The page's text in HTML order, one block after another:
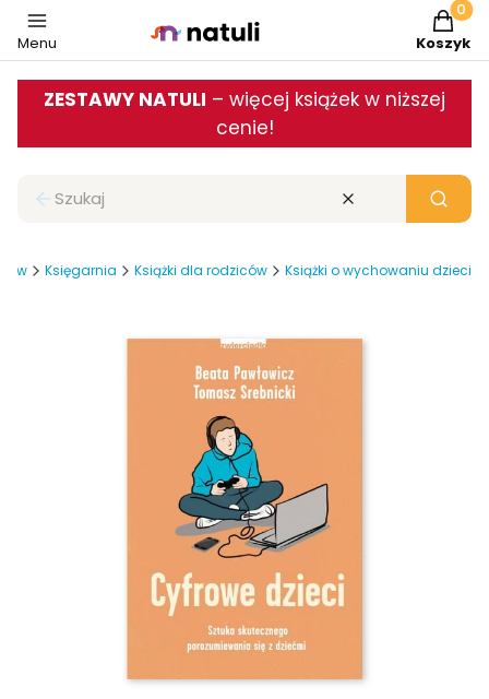
Menu Koszyk
ZESTAWY NATULI – więcej książek w niższej
cenie!
Zamknij wyszukiwarkę Wyczyść Szukaj
Księgarnia Książki dla rodziców Książki o wychowaniu dzieci